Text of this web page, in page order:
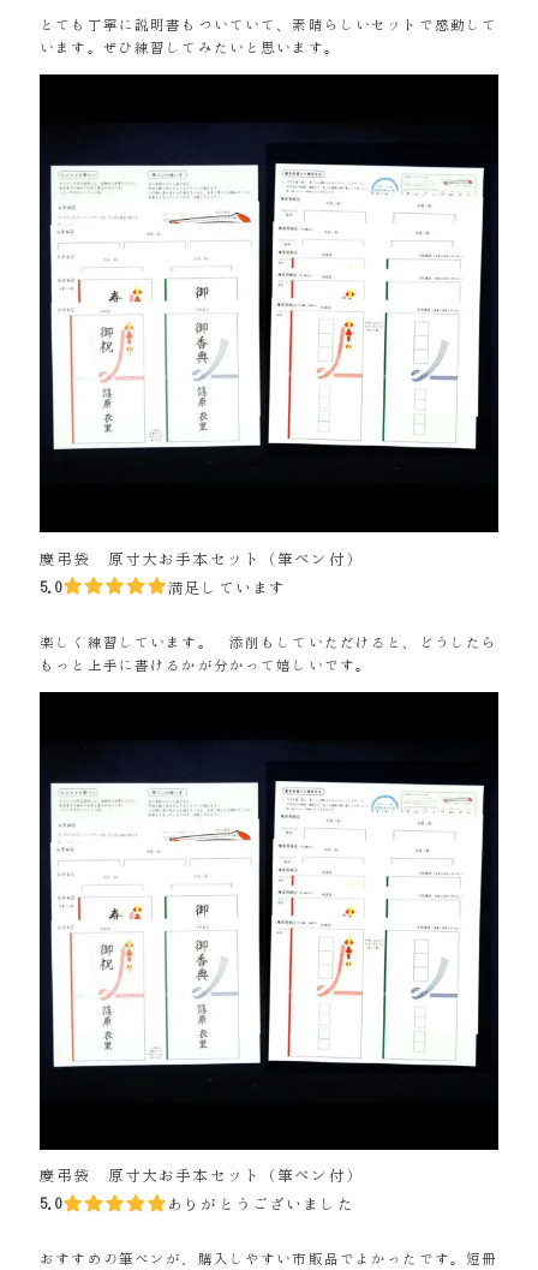
とても丁寧に説明書もついていて、素晴らしいセットで感動して
います。ぜひ練習してみたいと思います。
慶弔袋 原寸大お手本セット（筆ペン付）
満足しています
5.0
楽しく練習しています。 添削もしていただけると、どうしたら
もっと上手に書けるかが分かって嬉しいです。
慶弔袋 原寸大お手本セット（筆ペン付）
ありがとうございました
5.0
おすすめの筆ペンが、購入しやすい市販品でよかったです。短冊